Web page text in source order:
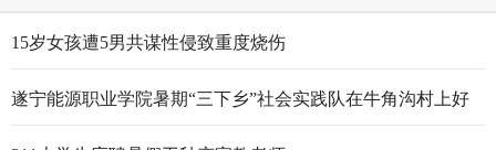
15岁女孩遭5男共谋性侵致重度烧伤
遂宁能源职业学院暑期“三下乡”社会实践队在牛角沟村上好